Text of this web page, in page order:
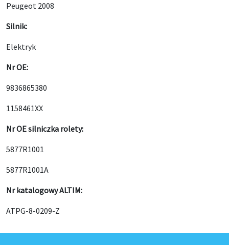
Peugeot 2008
Silnik:
Elektryk
Nr OE:
9836865380
1158461XX
Nr OEsilniczka rolety:
5877R1001
5877R1001A
Nr katalogowy ALTIM:
ATPG-8-0209-Z